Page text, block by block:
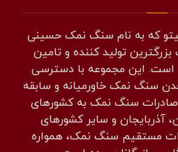
که به نام سنگ نمک حسینی
تولید کننده و تامین
است. این مجموعه با دسترسی
سنگ نمک خاورمیانه و سابقه
صادرات سنگ نمک به کشورهای
آذربایجان و سایر کشورهای
مستقیم سنگ نمک، همواره